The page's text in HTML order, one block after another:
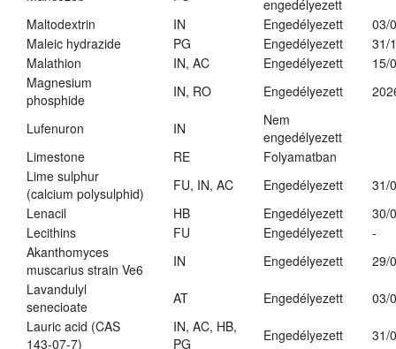
engedélyezett
Maltodextrin
IN Engedélyezett
03/
Maleic hydrazide
PG Engedélyezett
31/
Malathion
IN, AC Engedélyezett
15/
Magnesium
phosphide
IN, RO Engedélyezett
Lufenuron IN
Nem
engedélyezett
Limestone
RE
Folyamatban
Lime sulphur
(calcium polysulphid)
FU, IN, AC Engedélyezett
31/
Lenacil
HB Engedélyezett
30/
Lecithins
FU Engedélyezett
-
Akanthomyces
muscarius strain Ve6
IN Engedélyezett
29/
Lavandulyl
senecioate
AT Engedélyezett
03/
Lauric acid (CAS
143-07-7)
IN, AC, HB,
PG
Engedélyezett 31/